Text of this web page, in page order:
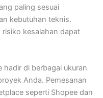
paling sesuai
kebutuhan teknis.
kesalahan dapat
hadir di berbagai ukuran
Anda. Pemesanan
seperti Shopee dan